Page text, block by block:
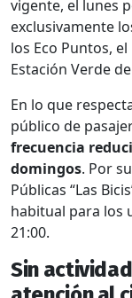
vigente, el lunes
exclusivamente
los Eco Puntos,
Estación Verde
En lo que
público de
frecuencia
domingos. Por
Públicas “Las
habitual para los
21:00.
Sin